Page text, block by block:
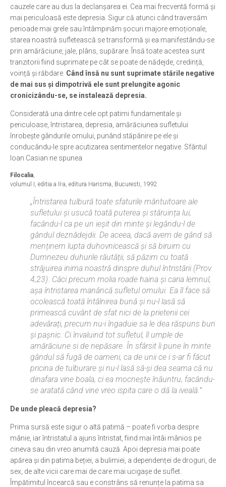
Ortodox în diaspora
Evenimente
Biserici și mănăstiri
Viață curată
Nevoințe contemporane
Familia de azi
Casa curată
Adicții și vindecări
Gadgeturi cu două tăișuri
Interviuri
Puncte de Vedere
cauzele care au dus la declanșarea ei. Cea mai frecventă formă și
mai periculoasă este depresia. Sigur că atunci când traversăm
perioade mai grele sau întâmpinăm șocuri majore emoționale,
starea noastră sufletească se transformă și ea manifestându-se
prin amărăciune, jale, plâns, supărare. Însă toate acestea sunt
tranzitorii fiind suprimate pe cât se poate de nădejde, credință,
voință și răbdare. Când însă nu sunt suprimate stările negative
de mai sus și dimpotrivă ele sunt prelungite agonic
cronicizându-se, se instalează depresia.
Considerată una dintre cele opt patimi fundamentale și
periculoase, întristarea, depresia, amărăciunea sufletului
înrobește gândurile omului, punând stăpânire pe ele și
conducându-le spre acutizarea sentimentelor negative. Sfântul
Ioan Casian ne spunea
Filocalia,
volumul I, editia a II-a, editura Harisma, Bucuresti, 1992
„Întristarea tulbură toate sfaturile mântuitoare ale
sufletului și usucă toată puterea și stăruința lui,
facându-l ca pe un ieșit din minte și legându-l de
gândul deznădejdii. De aceea, dacă avem de gând să
menținem lupta duhovnicească și să biruim cu
Dumnezeu duhurile răutății, să păzim cu toată
străjuirea inima noastră dinspre duhul întristării (Prov.
4,23). Căci precum molia roade haina și caria lemnul,
așa întristarea manâncă sufletul omului. Ea îl face să
ocolească toată întâlnirea bună și nu-l lasă să
primească cuvânt de sfat nici de la prietenii cei
adevărați, precum nu-i îngaduie sa le dea răspuns bun
și pașnic. Ci învaluind tot sufletul, îl umple de
amărăciune si de nepăsare. În sfârsit îi pune în minte
gândul să fugă de oameni, ca de unii ce i s-ar fi făcut
pricina de tulburare și nu-l lasă să-și dea seama că nu
dinafara vine boala, ci ea mocnește înăuntru, facându-
se aratată când vine vreo ispita care o dă la iveală.”
De unde pleacă depresia?
Prima sursă este sigur o altă patimă – poate fi vorba despre
mânie, iar întristatul a ajuns întristat, fiind mai întâi mânios pe
cineva sau din vreo anumită cauză. Apoi depresia mai poate
apărea și din patima beției, a bulimiei, a dependenței de droguri, de
sex, de alte vicii care mai de care mai ucigașe de suflet.
Împătimitul încearcă sau e constrâns să renunțe la patima sa